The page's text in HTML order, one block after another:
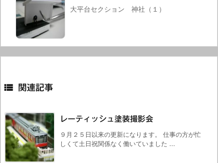
大平台セクション 神社（１）
 関連記事
レーティッシュ塗装撮影会
９月２５日以来の更新になります。 仕事の方が忙
しくて土日祝関係なく働いていました ...